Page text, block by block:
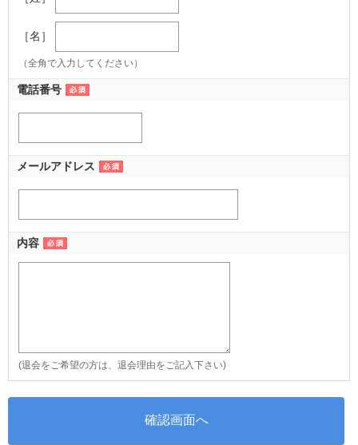
［名］
（全角で入力してください）
電話番号
メールアドレス
内容
(退会をご希望の方は、退会理由をご記入下さい)